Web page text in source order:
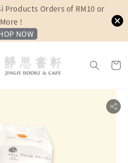
Products Orders of RM10 or
More !
NOW